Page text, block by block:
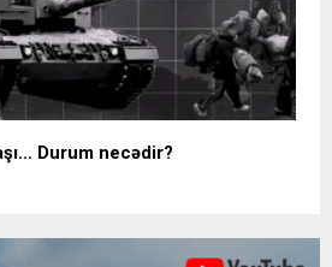
Durum necədir?